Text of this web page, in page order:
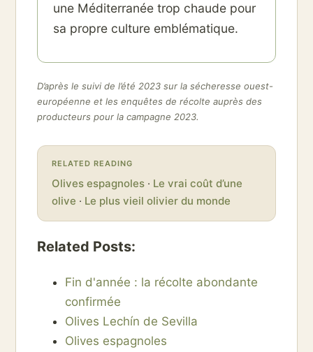
une Méditerranée trop chaude pour
sa propre culture emblématique.
D’après le suivi de l’été 2023 sur la sécheresse ouest-
européenne et les enquêtes de récolte auprès des
producteurs pour la campagne 2023.
RELATED READING
Olives espagnoles · Le vrai coût d’une
olive · Le plus vieil olivier du monde
Related Posts:
Fin d'année : la récolte abondante
confirmée
Olives Lechín de Sevilla
Olives espagnoles